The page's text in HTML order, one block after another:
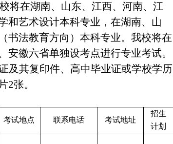
将在湖南、山东、江西、河南、江
和艺术设计本科专业，在湖南、山
书法教育方向）本科专业。我校将在
徽六省单独设考点进行专业考试。
及其复印件、高中毕业证或学校学历
2张。
考试地点 联系电话 考试地址
招生
计划